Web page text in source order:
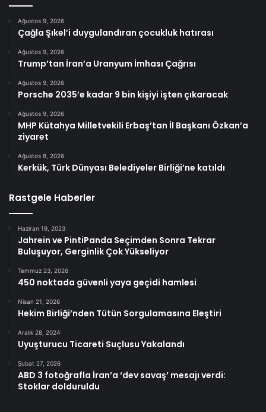
Ağustos 9, 2026
Çağla Şıkel’i duygulandıran çocukluk hatırası
Ağustos 9, 2026
Trump’tan İran’a Uranyum İmhası Çağrısı
Ağustos 9, 2026
Porsche 2035’e kadar 9 bin kişiyi işten çıkaracak
Ağustos 9, 2026
MHP Kütahya Milletvekili Erbaş’tan İl Başkanı Özkan’a
ziyaret
Ağustos 8, 2026
Kerkük, Türk Dünyası Belediyeler Birliği’ne katıldı
Rastgele Haberler
Haziran 19, 2023
Jahrein ve PintiPanda Seçimden Sonra Tekrar
Buluşuyor, Gerginlik Çok Yükseliyor
Temmuz 23, 2026
450 noktada güvenli yaya geçidi hamlesi
Nisan 21, 2026
Hekim Birliği’nden Tütün Sorgulamasına Eleştiri
Aralık 28, 2024
Uyuşturucu Ticareti Suçlusu Yakalandı
Şubat 27, 2026
ABD 3 fotoğrafla İran’a ‘dev savaş’ mesajı verdi:
Stoklar dolduruldu